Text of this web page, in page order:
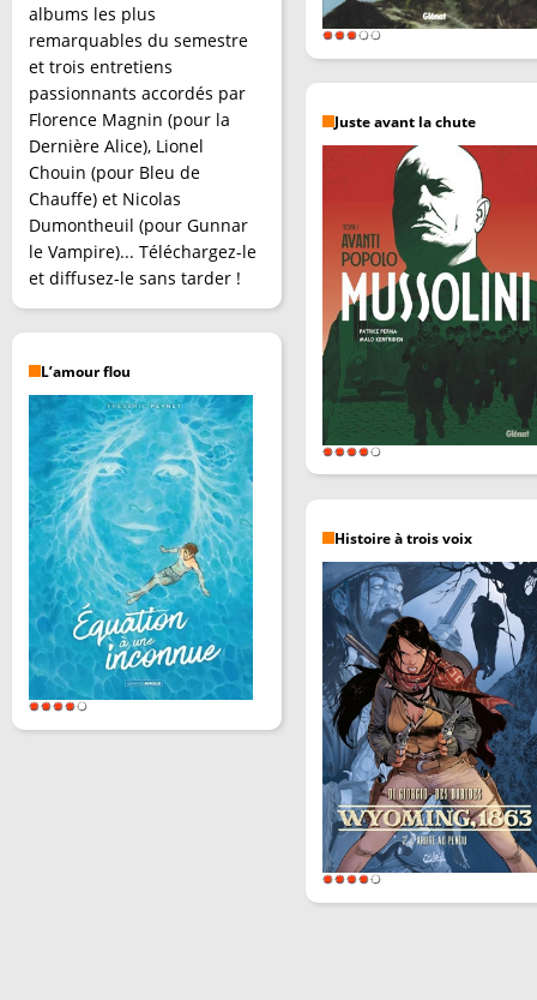
albums les plus
remarquables du semestre
et trois entretiens
passionnants accordés par
Florence Magnin (pour la
Dernière Alice), Lionel
Chouin (pour Bleu de
Chauffe) et Nicolas
Dumontheuil (pour Gunnar
le Vampire)... Téléchargez-le
et diffusez-le sans tarder !
L’amour flou
Juste avant la chute
Histoire à trois voix